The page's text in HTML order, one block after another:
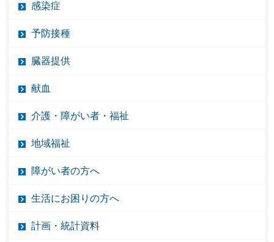
感染症
予防接種
臓器提供
献血
介護・障がい者・福祉
地域福祉
障がい者の方へ
生活にお困りの方へ
計画・統計資料